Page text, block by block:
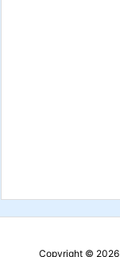
Copyright © 2026